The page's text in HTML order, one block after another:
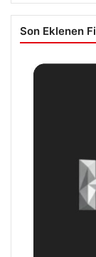
Son Eklenen